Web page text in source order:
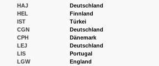
HAJ
HEL
IST
CGN
CPH
LEJ
LIS
LGW
Deutschland
Finnland
Türkei
Deutschland
Dänemark
Deutschland
Portugal
England